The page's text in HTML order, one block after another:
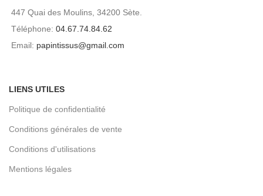
447 Quai des Moulins, 34200 Sète.
Téléphone: 04.67.74.84.62
Email: papintissus@gmail.com
LIENS UTILES
Politique de confidentialité
Conditions générales de vente
Conditions d'utilisations
Mentions légales